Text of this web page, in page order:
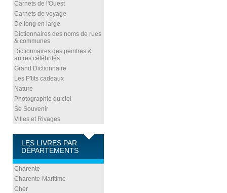
Carnets de l'Ouest
Carnets de voyage
De long en large
Dictionnaires des noms de rues
& communes
Dictionnaires des peintres &
autres célébrités
Grand Dictionnaire
Les P'tits cadeaux
Nature
Photographié du ciel
Se Souvenir
Villes et Rivages
LES LIVRES PAR
DÉPARTEMENTS
Charente
Charente-Maritime
Cher